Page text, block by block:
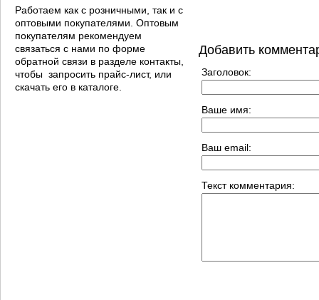
Работаем как с розничными, так и с
оптовыми покупателями. Оптовым
покупателям рекомендуем
связаться с нами по форме
обратной связи в разделе контакты,
чтобы запросить прайс-лист, или
скачать его в каталоге.
Добавить
Заголовок:
Ваше имя:
Ваш email:
Текст комментария: